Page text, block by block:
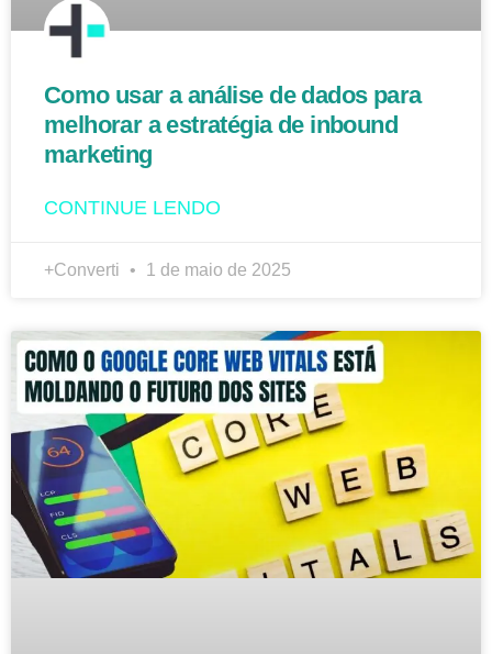
Como usar a análise de dados para
melhorar a estratégia de inbound
marketing
CONTINUE LENDO
+Converti 1 de maio de 2025